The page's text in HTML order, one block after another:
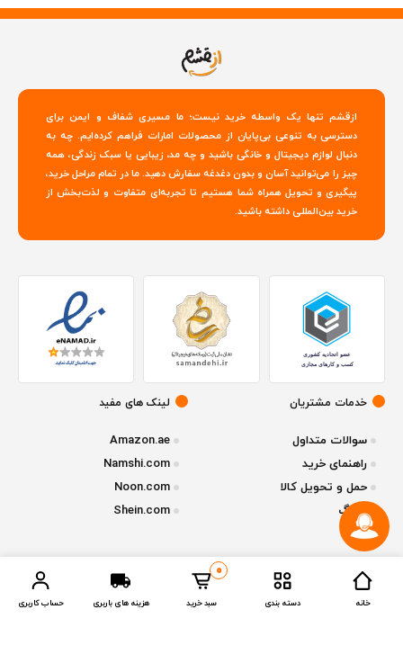
ازقشم تنها یک واسطه خرید نیست؛ ما مسیری شفاف و ایمن برای
دسترسی به تنوعی بی‌پایان از محصولات امارات فراهم کرده‌ایم. چه به
دنبال لوازم دیجیتال و خانگی باشید و چه مد، زیبایی یا سبک زندگی، همه
چیز را می‌توانید آسان و بدون دغدغه سفارش دهید. ما در تمام مراحل خرید،
پیگیری و تحویل همراه شما هستیم تا تجربه‌ای متفاوت و لذت‌بخش از
خرید بین‌المللی داشته باشید.
خدمات مشتریان
سوالات متداول
راهنمای خرید
حمل و تحویل کالا
وبلاگ
لینک های مفید
Amazon.ae
Namshi.com
Noon.com
Shein.com
خانه دسته بندی
0
سبد خرید هزینه های باربری حساب کاربری